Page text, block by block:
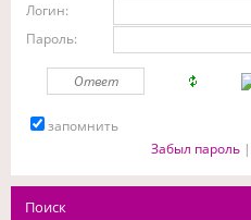
Логин:
Пароль:
запомнить
Забыл пароль|
Поиск